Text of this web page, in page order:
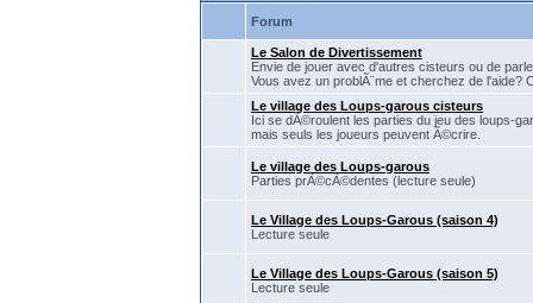
Forum
Le Salon de Divertissement
Envie de jouer avec d'autres cisteurs ou de
Vous avez un problÃ¨me et cherchez de l'aide?
Le village des Loups-garous cisteurs
Ici se dÃ©roulent les parties du jeu des loups-
mais seuls les joueurs peuvent Ã©crire.
Le village des Loups-garous
Parties prÃ©cÃ©dentes (lecture seule)
Le Village des Loups-Garous (saison 4)
Lecture seule
Le Village des Loups-Garous (saison 5)
Lecture seule